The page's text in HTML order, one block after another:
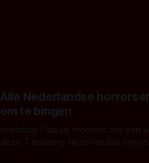
Alle Nederlandse
om te bingen
Herfstdip? Ideaal moment om één
deze 7 duistere Nederlandse